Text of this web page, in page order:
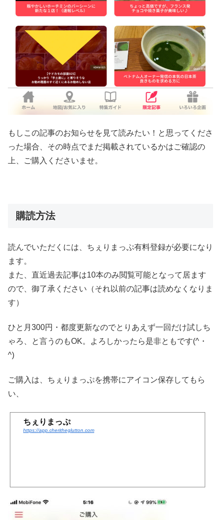
もしこの記事のお知らせを見て読みたい！と思ってくださ
った場合、その時点でまだ掲載されているかはご確認の
上、ご購入くださいませ。
購読方法
読んでいただくには、ちぇりまっぷ有料登録が必要になり
ます。
また、直近過去記事は10本のみ閲覧可能となって居ます
ので、御了承ください（それ以前の記事は読めなくなりま
す）
ひと月300円・都度更新なのでとりあえず一回だけ試しち
ゃろ、と言うのもOK。よろしかったら是非ともです(^・
^)
ご購入は、ちぇりまっぷを携帯にアイコン保存してもら
い、
ちぇりまっぷ
https://app.cheritheglutton.com